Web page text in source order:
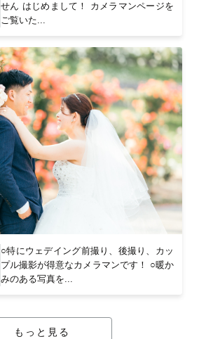
せん はじめまして！ カメラマンページを
ご覧いた...
○特にウェデイング前撮り、後撮り、カッ
プル撮影が得意なカメラマンです！ ○暖か
みのある写真を...
もっと見る